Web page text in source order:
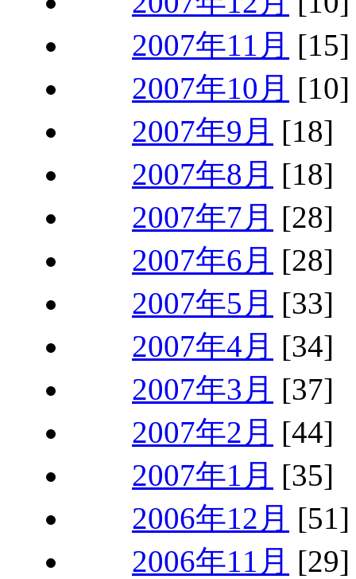
2007年11月 [15]
2007年10月 [10]
2007年9月 [18]
2007年8月 [18]
2007年7月 [28]
2007年6月 [28]
2007年5月 [33]
2007年4月 [34]
2007年3月 [37]
2007年2月 [44]
2007年1月 [35]
2006年12月 [51]
2006年11月 [29]